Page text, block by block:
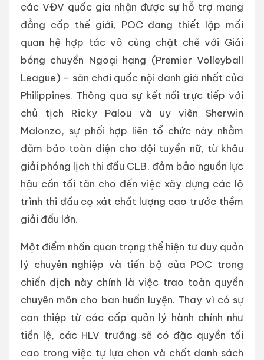
các VĐV quốc gia nhận được sự hỗ trợ mang
đẳng cấp thế giới, POC đang thiết lập mối
quan hệ hợp tác vô cùng chặt chẽ với Giải
bóng chuyền Ngoại hạng (Premier Volleyball
League) – sân chơi quốc nội danh giá nhất của
Philippines. Thông qua sự kết nối trực tiếp với
chủ tịch Ricky Palou và uy viên Sherwin
Malonzo, sự phối hợp liên tổ chức này nhằm
đảm bảo toàn diện cho đội tuyển nữ, từ khâu
giải phóng lịch thi đấu CLB, đảm bảo nguồn lực
hậu cần tối tân cho đến việc xây dựng các lộ
trình thi đấu cọ xát chất lượng cao trước thềm
giải đấu lớn.
Một điểm nhấn quan trọng thể hiện tư duy quản
lý chuyên nghiệp và tiến bộ của POC trong
chiến dịch này chính là việc trao toàn quyền
chuyên môn cho ban huấn luyện. Thay vì có sự
can thiệp từ các cấp quản lý hành chính như
tiền lệ, các HLV trưởng sẽ có đặc quyền tối
cao trong việc tự lựa chọn và chốt danh sách